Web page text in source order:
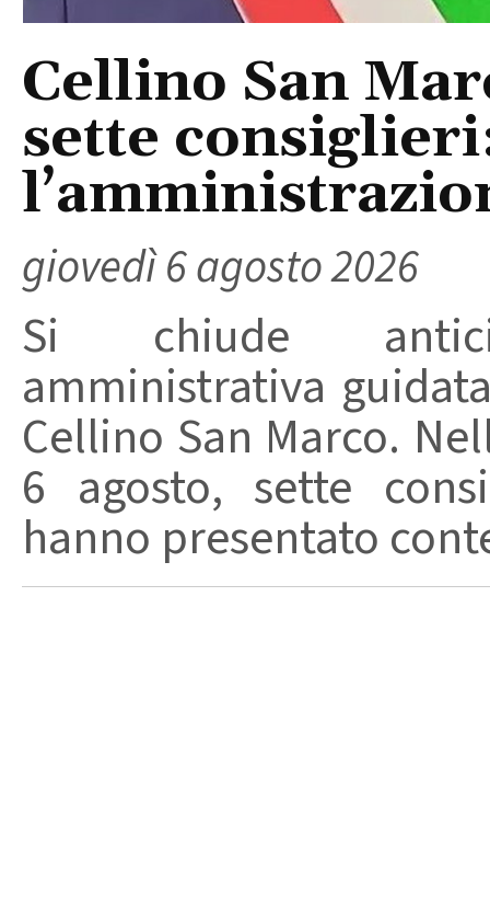
Cellino San
sette
giovedì 6 agosto 2026
Si chiude
amministrativa
Cellino San Marco.
6 agosto, sette
hanno presentato